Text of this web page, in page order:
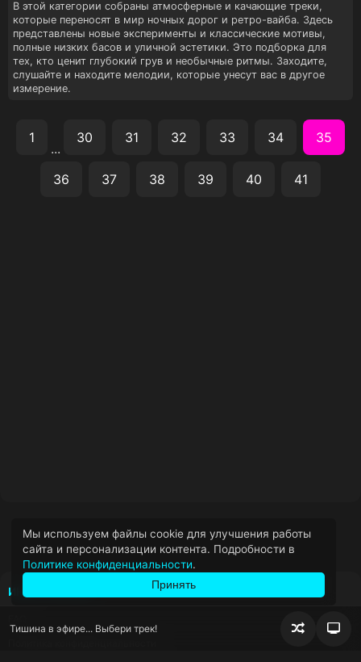
В этой категории собраны атмосферные и качающие треки,
которые переносят в мир ночных дорог и ретро-вайба. Здесь
представлены новые эксперименты и классические мотивы,
полные низких басов и уличной эстетики. Это подборка для
тех, кто ценит глубокий грув и необычные ритмы. Заходите,
слушайте и находите мелодии, которые унесут вас в другое
измерение.
1
...
30 31 32 33 34 35
36 37 38 39 40 41
ИНФОРМАЦИЯ
Тишина в эфире... Выбери трек!
Мы используем файлы cookie для улучшения работы
сайта и персонализации контента. Подробности в
Политике конфиденциальности.
Принять